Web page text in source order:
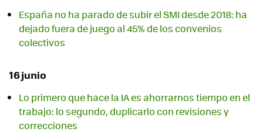
España no ha parado de subir el SMI desde 2018: ha
dejado fuera de juego al 45% de los convenios
colectivos
16 junio
Lo primero que hace la IA es ahorrarnos tiempo en el
trabajo: lo segundo, duplicarlo con revisiones y
correcciones